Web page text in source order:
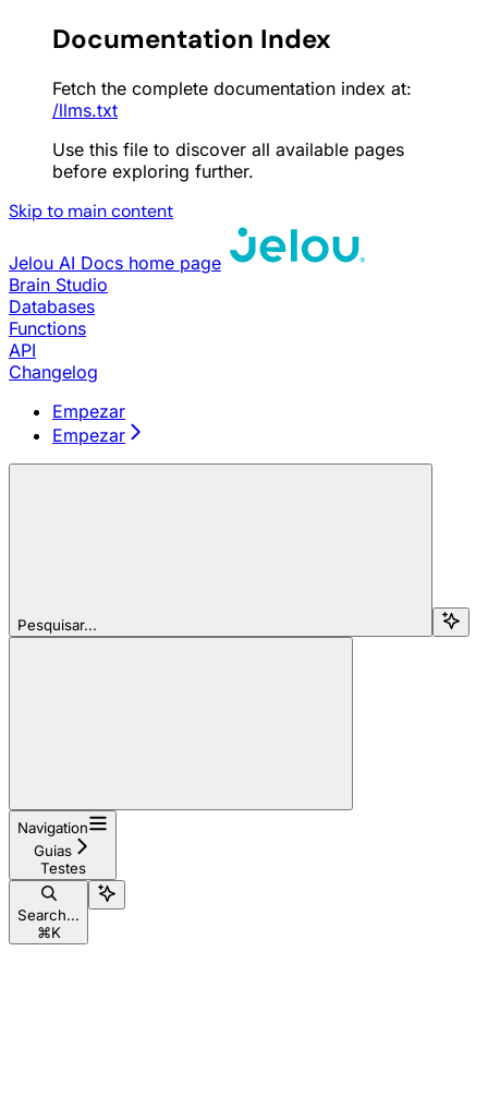
Documentation Index
Fetch the complete documentation index at:
/llms.txt
Use this file to discover all available pages
before exploring further.
Skip to main content
Jelou AI Docs home page
Brain Studio
Databases
Functions
API
Changelog
Empezar
Empezar
Pesquisar...
Navigation
Guias
Testes
Search...
⌘K